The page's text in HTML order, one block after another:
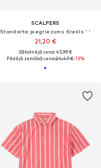
SCALPERS
Standarta piegriezums Krekls ' '
21,20 €
Sākotnējā cena: 45,99 €
Pēdējā zemākā cena:24,47 €-13%